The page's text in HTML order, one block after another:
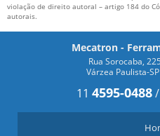
violação de direito autoral – artigo 184 do
autorais.
Mecatron -
Rua Sorocaba,
Várzea Paulista-
11 4595-0488/